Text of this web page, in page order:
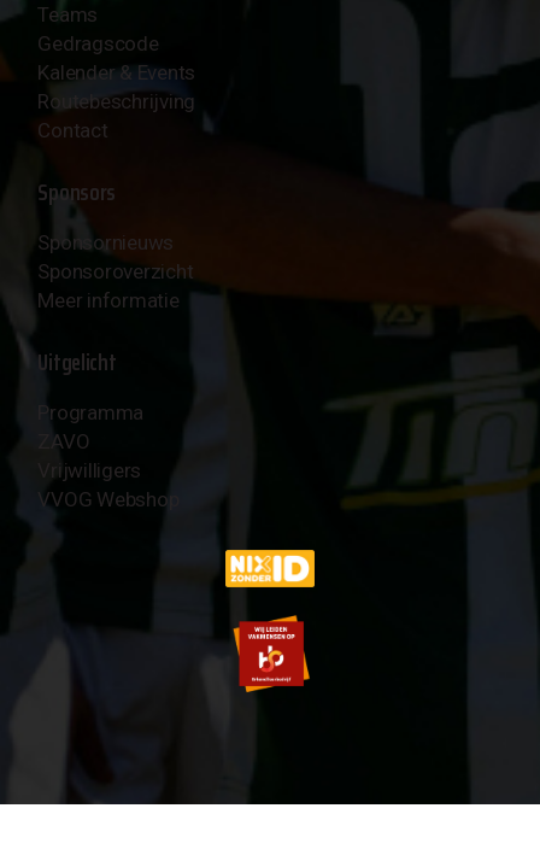
Teams
Gedragscode
Kalender & Events
Routebeschrijving
Contact
Sponsors
Sponsornieuws
Sponsoroverzicht
Meer informatie
Uitgelicht
Programma
ZAVO
Vrijwilligers
VVOG Webshop